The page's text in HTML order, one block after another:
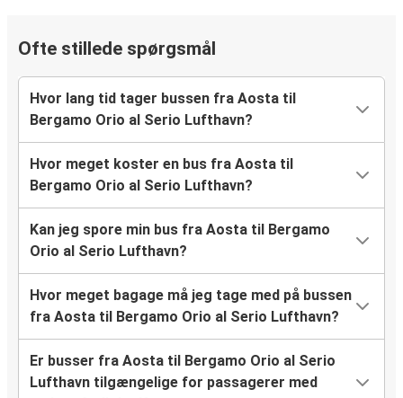
Ofte stillede spørgsmål
Hvor lang tid tager bussen fra Aosta til
Bergamo Orio al Serio Lufthavn?
Hvor meget koster en bus fra Aosta til
Bergamo Orio al Serio Lufthavn?
Kan jeg spore min bus fra Aosta til Bergamo
Orio al Serio Lufthavn?
Hvor meget bagage må jeg tage med på bussen
fra Aosta til Bergamo Orio al Serio Lufthavn?
Er busser fra Aosta til Bergamo Orio al Serio
Lufthavn tilgængelige for passagerer med